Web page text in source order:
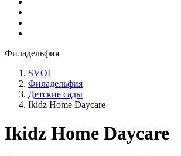
Филадельфия
SVOI
Филадельфия
Детские сады
Ikidz Home Daycare
Ikidz Home Daycare